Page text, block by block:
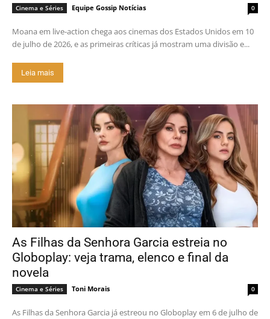
Cinema e Séries Equipe Gossip Notícias 0
Moana em live-action chega aos cinemas dos Estados Unidos em 10
de julho de 2026, e as primeiras críticas já mostram uma divisão e...
Leia mais
As Filhas da Senhora Garcia estreia no
Globoplay: veja trama, elenco e final da
novela
Cinema e Séries Toni Morais 0
As Filhas da Senhora Garcia já estreou no Globoplay em 6 de julho de